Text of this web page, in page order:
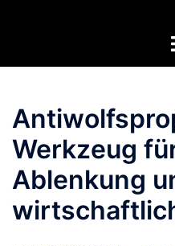
Werkzeug
Ablenkung